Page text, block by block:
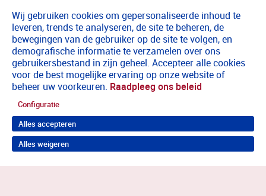
Wij gebruiken cookies om gepersonaliseerde inhoud te
leveren, trends te analyseren, de site te beheren, de
bewegingen van de gebruiker op de site te volgen, en
demografische informatie te verzamelen over ons
gebruikersbestand in zijn geheel. Accepteer alle cookies
voor de best mogelijke ervaring op onze website of
beheer uw voorkeuren. Raadpleeg ons beleid
Configuratie
Alles accepteren
Alles weigeren